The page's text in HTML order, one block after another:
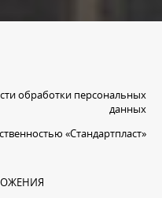
обработки персональных
данных
«Стандартпласт»